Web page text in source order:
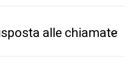
alle chiamate